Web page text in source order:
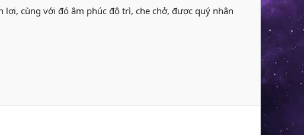
cùng với đó âm phúc độ trì, che chở, được quý nhân